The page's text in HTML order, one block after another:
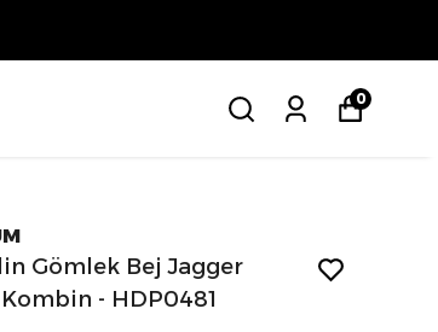
0
Gömlek Bej Jagger
- HDP0481